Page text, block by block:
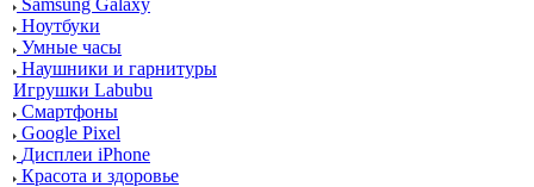
Samsung Galaxy
Ноутбуки
Умные часы
Наушники и гарнитуры
Игрушки Labubu
Смартфоны
Google Pixel
Дисплеи iPhone
Красота и здоровье